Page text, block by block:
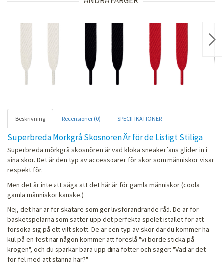
Beskrivning Recensioner (0) SPECIFIKATIONER
Superbreda Mörkgrå Skosnören Är för de Listigt Stiliga
Superbreda mörkgrå skosnören är vad kloka sneakerfans glider in i
sina skor. Det är den typ av accessoarer för skor som människor visar
respekt för.
Men det är inte att säga att det här är för gamla människor (coola
gamla människor kanske.)
Nej, det här är för skatare som ger livsförändrande råd. De är för
basketspelarna som sätter upp det perfekta spelet istället för att
försöka sig på ett vilt skott. De är den typ av skor där du kommer ha
kul på en fest när någon kommer att föreslå "vi borde sticka på
krogen", och du sparkar bara upp dina fötter och säger: "Vad är det
för fel med att stanna här?"